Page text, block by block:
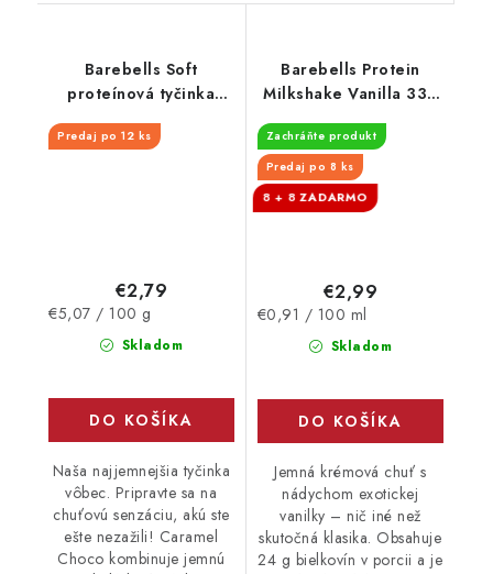
Barebells Soft
proteínová tyčinka
Caramel Choco 55 g
Predaj po 12 ks
Skladom
€2,79
Jednotková
€5,07 / 100 g
DO KOŠÍKA
Naša najjemnejšia tyčinka
vôbec. Pripravte sa na
chuťovú senzáciu, akú ste
ešte nezažili! Caramel
Choco kombinuje jemnú
Barebells Protein
Milkshake Vanilla 330
ml - EXPIRÁCIA
30.9.2026
Zachráňte produkt
Predaj po 8 ks
8 + 8
Skladom
€2,99
Jednotková
€0,91 / 100 ml
DO KOŠÍKA
Jemná krémová chuť s
nádychom exotickej
vanilky – nič iné než
skutočná klasika. Obsahuje
24 g bielkovín v porcii a je